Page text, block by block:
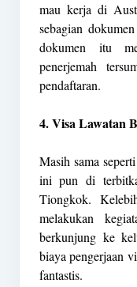
mau kerja di
sebagian
dokumen itu
penerjemah
pendaftaran.
4. Visa Lawatan
Masih sama
ini pun di
Tiongkok.
melakukan
berkunjung ke
biaya pengerjaan
fantastis.